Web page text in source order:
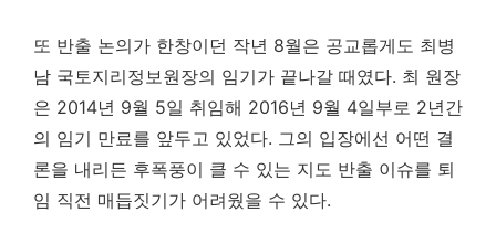
또 반출 논의가 한창이던 작년 8월은 공교롭게도 최병
남 국토지리정보원장의 임기가 끝나갈 때였다. 최 원장
은 2014년 9월 5일 취임해 2016년 9월 4일부로 2년간
의 임기 만료를 앞두고 있었다. 그의 입장에선 어떤 결
론을 내리든 후폭풍이 클 수 있는 지도 반출 이슈를 퇴
임 직전 매듭짓기가 어려웠을 수 있다.